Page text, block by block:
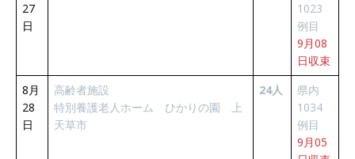
27
日
1023
例目
9月08
日収束
8月
28
日
高齢者施設
特別養護老人ホーム ひかりの園 上
天草市
24人
県内
1034
例目
9月05